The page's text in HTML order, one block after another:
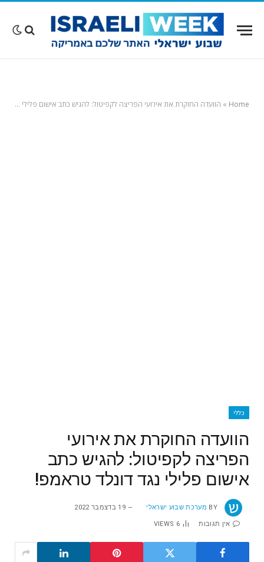
Home
» הוועדה החוקרת את אירועי הפריצה לקפיטול: להגיש כתב אישום פלילי נגד דונלד טראמפ!
כללי
הוועדה החוקרת את אירועי
הפריצה לקפיטול: להגיש כתב
אישום פלילי נגד דונלד טראמפ!
BY מערכת שבוע ישראלי 19 בדצמבר 2022
אין תגובות 6
VIEWS